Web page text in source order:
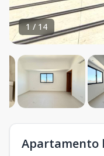
1 / 14
Apartamento